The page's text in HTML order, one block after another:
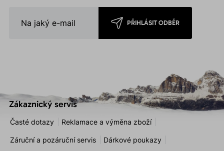
PŘIHLÁSIT ODBĚR
Zákaznický servis
Časté dotazy Reklamace a výměna zboží
Záruční a pozáruční servis Dárkové poukazy